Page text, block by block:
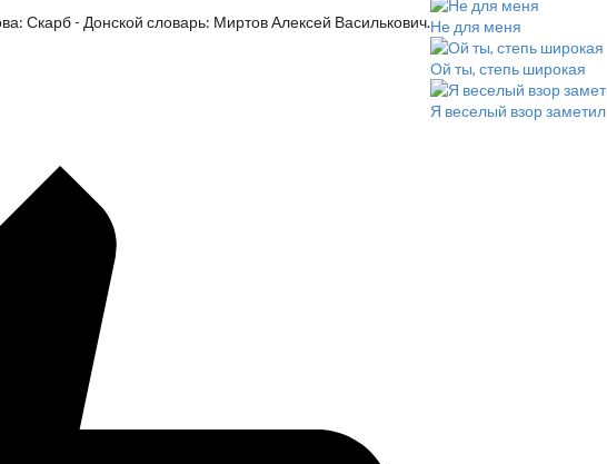
Скарб - Донской словарь: Миртов Алексей Василькович.Не для меня
Ой ты, степь широкая
Я веселый взор заметил